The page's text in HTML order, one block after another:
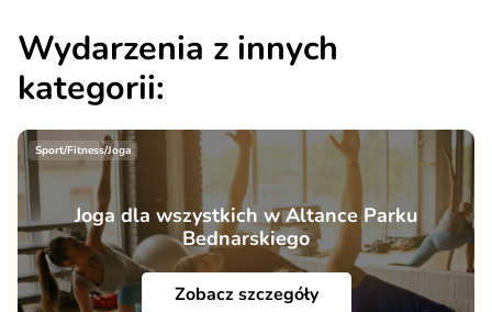
Wydarzenia z innych
kategorii:
Sport/Fitness/Joga
Joga dla wszystkich w Altance Parku
Bednarskiego
Zobacz szczegóły